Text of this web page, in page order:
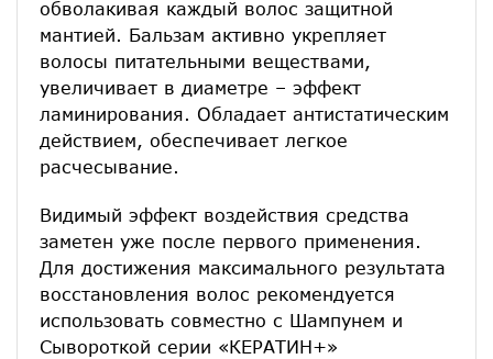
обволакивая каждый волос защитной
мантией. Бальзам активно укрепляет
волосы питательными веществами,
увеличивает в диаметре – эффект
ламинирования. Обладает антистатическим
действием, обеспечивает легкое
расчесывание.
Видимый эффект воздействия средства
заметен уже после первого применения.
Для достижения максимального результата
восстановления волос рекомендуется
использовать совместно с Шампунем и
Сывороткой серии «КЕРАТИН+»